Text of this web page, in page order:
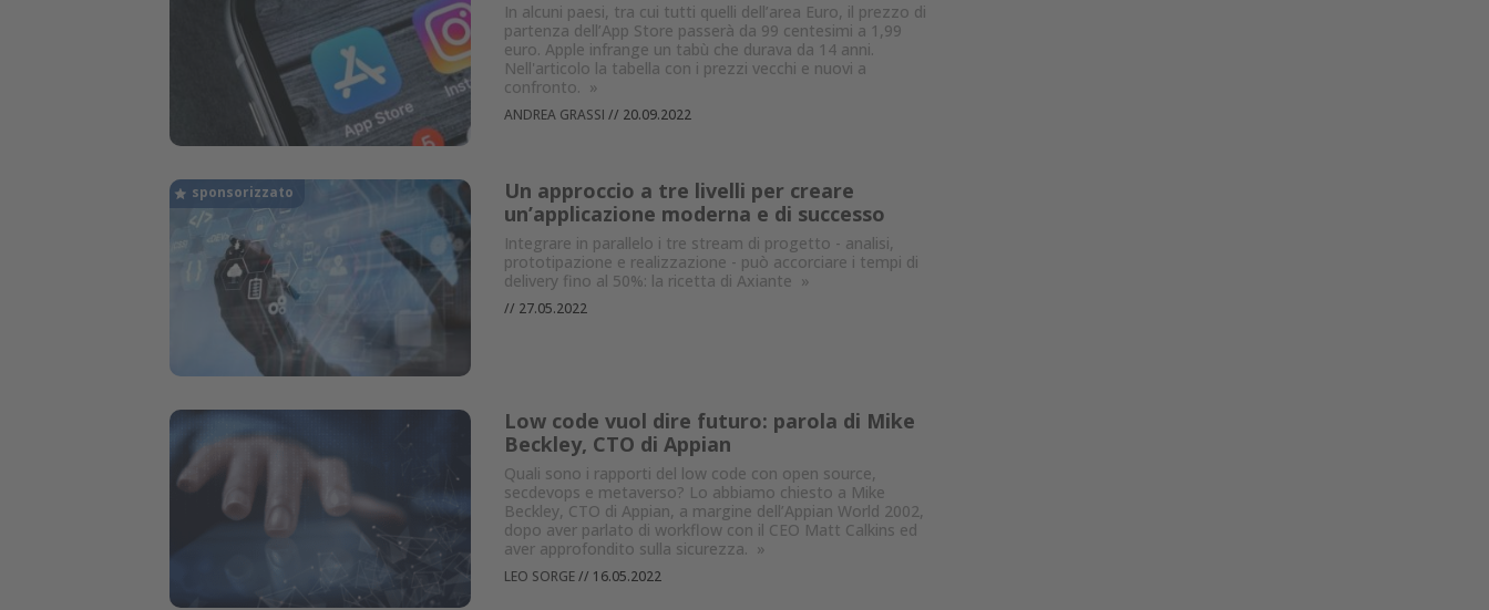
In alcuni paesi, tra cui tutti quelli dell’area Euro, il prezzo di
partenza dell’App Store passerà da 99 centesimi a 1,99
euro. Apple infrange un tabù che durava da 14 anni.
Nell'articolo la tabella con i prezzi vecchi e nuovi a
confronto. »
ANDREA GRASSI // 20.09.2022
Un approccio a tre livelli per creare
un’applicazione moderna e di successo
Integrare in parallelo i tre stream di progetto - analisi,
prototipazione e realizzazione - può accorciare i tempi di
delivery fino al 50%: la ricetta di Axiante »
// 27.05.2022
Low code vuol dire futuro: parola di Mike
Beckley, CTO di Appian
Quali sono i rapporti del low code con open source,
secdevops e metaverso? Lo abbiamo chiesto a Mike
Beckley, CTO di Appian, a margine dell’Appian World 2002,
dopo aver parlato di workflow con il CEO Matt Calkins ed
aver approfondito sulla sicurezza. »
LEO SORGE// 16.05.2022